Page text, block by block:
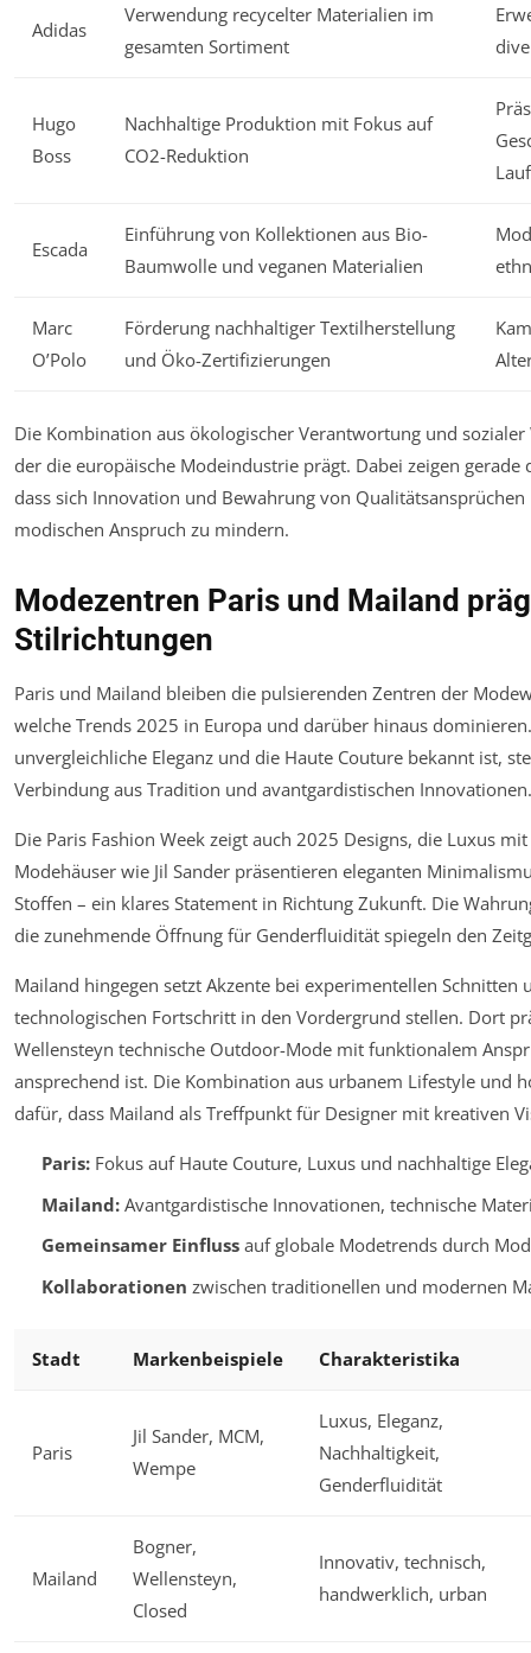
Adidas
Verwendung recycelter Materialien im
gesamten Sortiment
Hugo
Boss
Nachhaltige Produktion mit Fokus auf
CO2-Reduktion
Escada
Einführung von Kollektionen aus Bio-
Baumwolle und veganen Materialien
Marc
O’Polo
Förderung nachhaltiger Textilherstellung
und Öko-Zertifizierungen
Die Kombination aus ökologischer Verantwortung und
der die europäische Modeindustrie prägt. Dabei zeigen
dass sich Innovation und Bewahrung von
modischen Anspruch zu mindern.
Modezentren Paris und Mailand
Stilrichtungen
Paris und Mailand bleiben die pulsierenden Zentren der
welche Trends 2025 in Europa und darüber hinaus
unvergleichliche Eleganz und die Haute Couture bekannt ist,
Verbindung aus Tradition und avantgardistischen Innovationen.
Die Paris Fashion Week zeigt auch 2025 Designs, die Luxus
Modehäuser wie Jil Sander präsentieren eleganten
Stoffen – ein klares Statement in Richtung Zukunft. Die
die zunehmende Öffnung für Genderfluidität spiegeln den
Mailand hingegen setzt Akzente bei experimentellen
technologischen Fortschritt in den Vordergrund stellen. Dort
Wellensteyn technische Outdoor-Mode mit funktionalem
ansprechend ist. Die Kombination aus urbanem Lifestyle und
dafür, dass Mailand als Treffpunkt für Designer mit kreativen
Paris:Fokus auf Haute Couture, Luxus und nachhaltige
Mailand:Avantgardistische Innovationen, technische
Gemeinsamer Einflussauf globale Modetrends durch
Kollaborationen zwischen traditionellen und modernen
Stadt Markenbeispiele Charakteristika
Paris
Jil Sander, MCM,
Wempe
Luxus, Eleganz,
Nachhaltigkeit,
Genderfluidität
Mailand
Bogner,
Wellensteyn,
Closed
Innovativ, technisch,
handwerklich, urban